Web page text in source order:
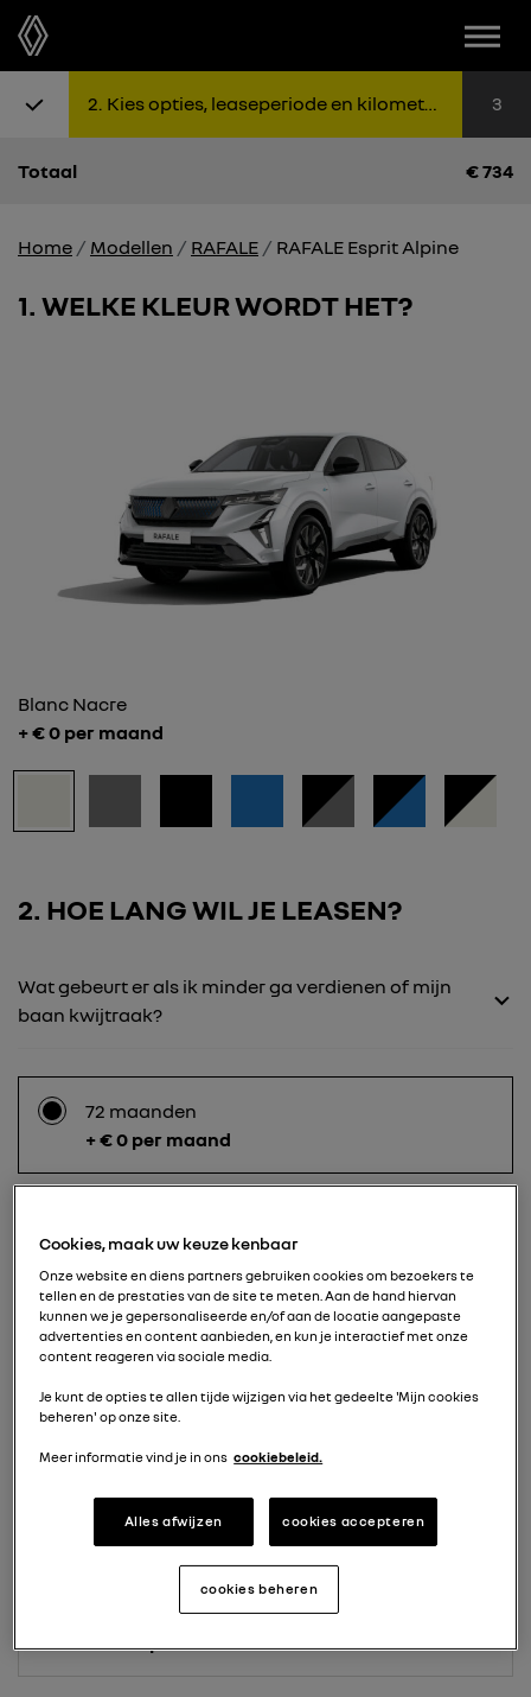
Stap 1: Kies uitvoering
2 Kies opties, leaseperiode en kilometers Stap 2:
3
Totaal €734
Home Modellen RAFALE RAFALE Esprit Alpine
1 WELKE KLEUR WORDT HET?
Blanc Nacre
+ €0 per maand
2 HOE LANG WIL JE LEASEN?
Wat gebeurt er als ik minder ga verdienen of mijn
baan kwijtraak?
72 maanden
+ € 0 per maand
60 maanden
48 maanden
+ € 60 per maand
+ € 120 per maand
24 maanden
Cookies, maak uw keuze kenbaar
Onze website en diens partners gebruiken cookies om bezoekers te
tellen en de prestaties van de site te meten. Aan de hand hiervan
kunnen we je gepersonaliseerde en/of aan de locatie aangepaste
advertenties en content aanbieden, en kun je interactief met onze
content reageren via sociale media.
Je kunt de opties te allen tijde wijzigen via het gedeelte 'Mijn cookies
beheren' op onze site.
Meer informatie vind je in ons cookiebeleid.
Alles afwijzen cookies accepteren
cookies beheren